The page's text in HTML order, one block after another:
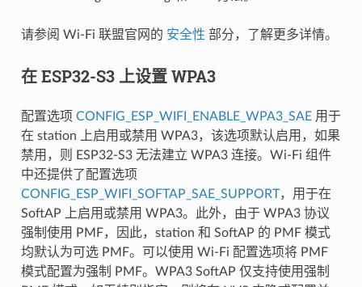
请参阅 Wi-Fi 联盟官网的 安全性 部分，了解更多详情。
在 ESP32-S3 上设置 WPA3
配置选项 CONFIG_ESP_WIFI_ENABLE_WPA3_SAE用于
在 station 上启用或禁用 WPA3，该选项默认启用，如果
禁用，则 ESP32-S3 无法建立 WPA3 连接。Wi-Fi 组件
中还提供了配置选项
CONFIG_ESP_WIFI_SOFTAP_SAE_SUPPORT，用于在
SoftAP 上启用或禁用 WPA3。此外，由于 WPA3 协议
强制使用 PMF，因此，station 和 SoftAP 的 PMF 模式
均默认为可选 PMF。可以使用 Wi-Fi 配置选项将 PMF
模式配置为强制 PMF。WPA3 SoftAP 仅支持使用强制